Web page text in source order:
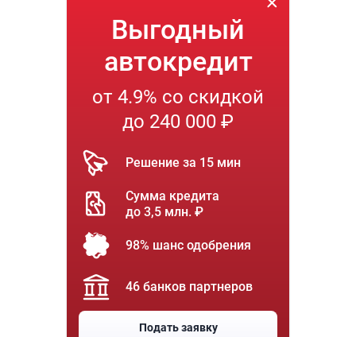
Выгодный
автокредит
от 4.9% со скидкой
до 240 000 ₽
Решение за 15 мин
Сумма кредита
до 3,5 млн. ₽
98% шанс одобрения
46 банков партнеров
Подать заявку